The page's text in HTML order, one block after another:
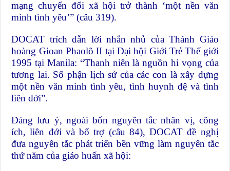
mạng chuyển đổi xã hội trở thành ‘một nền văn
minh tình yêu’” (câu 319).
DOCAT trích dẫn lời nhắn nhủ của Thánh Giáo
hoàng Gioan Phaolô II tại Đại hội Giới Trẻ Thế giới
1995 tại Manila: “Thanh niên là nguồn hi vọng của
tương lai. Số phận lịch sử của các con là xây dựng
một nền văn minh tình yêu, tình huynh đệ và tình
liên đới”.
Đáng lưu ý, ngoài bốn nguyên tắc nhân vị, công
ích, liên đới và bổ trợ (câu 84), DOCAT đề nghị
đưa nguyên tắc phát triển bền vững làm nguyên tắc
thứ năm của giáo huấn xã hội: